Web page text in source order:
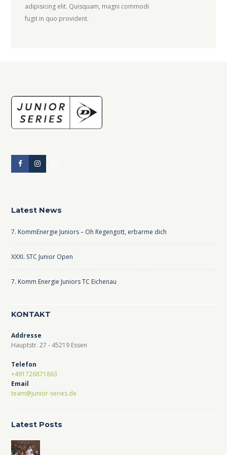
adipisicing elit. Quisquam, magni commodi
fugit in quo provident.
Latest News
7. KommEnergie Juniors – Oh Regengott, erbarme dich
XXXI. STC Junior Open
7. Komm Energie Juniors TC Eichenau
KONTAKT
Addresse
Hauptstr. 27 - 45219 Essen
Telefon
+491726871863
Email
team@junior-series.de
Latest Posts